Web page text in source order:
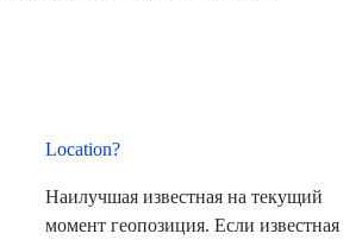
Location?
Наилучшая известная на текущий
момент геопозиция. Если известная